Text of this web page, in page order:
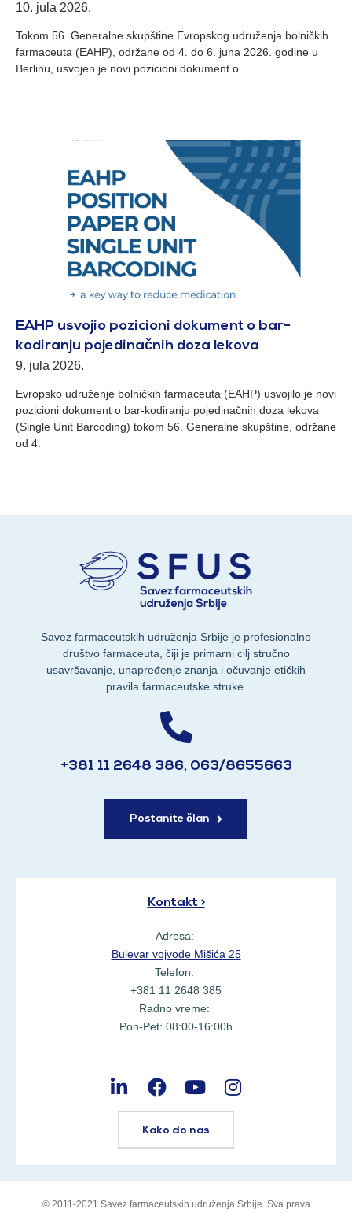
10. jula 2026.
Tokom 56. Generalne skupštine Evropskog udruženja bolničkih
farmaceuta (EAHP), održane od 4. do 6. juna 2026. godine u
Berlinu, usvojen je novi pozicioni dokument o
EAHP usvojio pozicioni dokument o bar-
kodiranju pojedinačnih doza lekova
9. jula 2026.
Evropsko udruženje bolničkih farmaceuta (EAHP) usvojilo je novi
pozicioni dokument o bar-kodiranju pojedinačnih doza lekova
(Single Unit Barcoding) tokom 56. Generalne skupštine, održane
od 4.
Savez farmaceutskih udruženja Srbije je profesionalno
društvo farmaceuta, čiji je primarni cilj stručno
usavršavanje, unapređenje znanja i očuvanje etičkih
pravila farmaceutske struke.
+381 11 2648 386, 063/8655663
Postanite član
Kontakt >
Adresa:
Bulevar vojvode Mišića 25
Telefon:
+381 11 2648 385
Radno vreme:
Pon-Pet: 08:00-16:00h
Kako do nas
© 2011-2021 Savez farmaceutskih udruženja Srbije. Sva prava